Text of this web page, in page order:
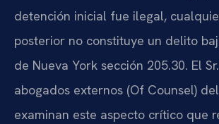
detención inicial fue ilegal,
posterior no constituye un delito
de Nueva York sección 205.30. El
abogados externos (Of Counsel)
examinan este aspecto crítico que